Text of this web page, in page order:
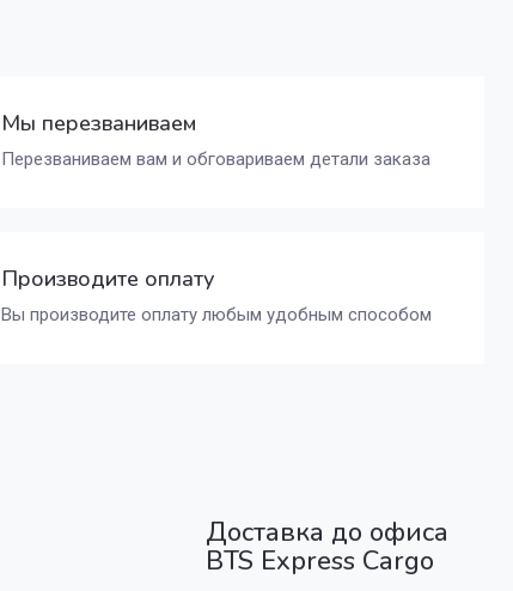
Мы перезваниваем
Перезваниваем вам и обговариваем детали заказа
Производите оплату
Вы производите оплату любым удобным способом
Доставка до офиса
BTS Express Cargo